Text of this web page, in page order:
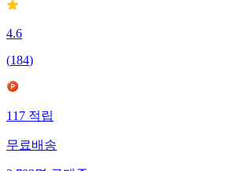
4.6
(184)
117적립
무료배송